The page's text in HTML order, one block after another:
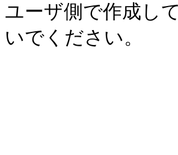
ユーザ側で作成し
いでください。